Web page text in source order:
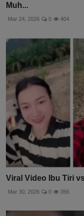
Muh...
Mar 24, 2026 0 404
Viral Video Ibu Tiri
Mar 30, 2026 0 356